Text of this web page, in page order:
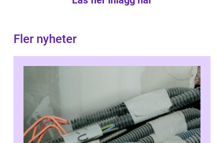
Fler nyheter